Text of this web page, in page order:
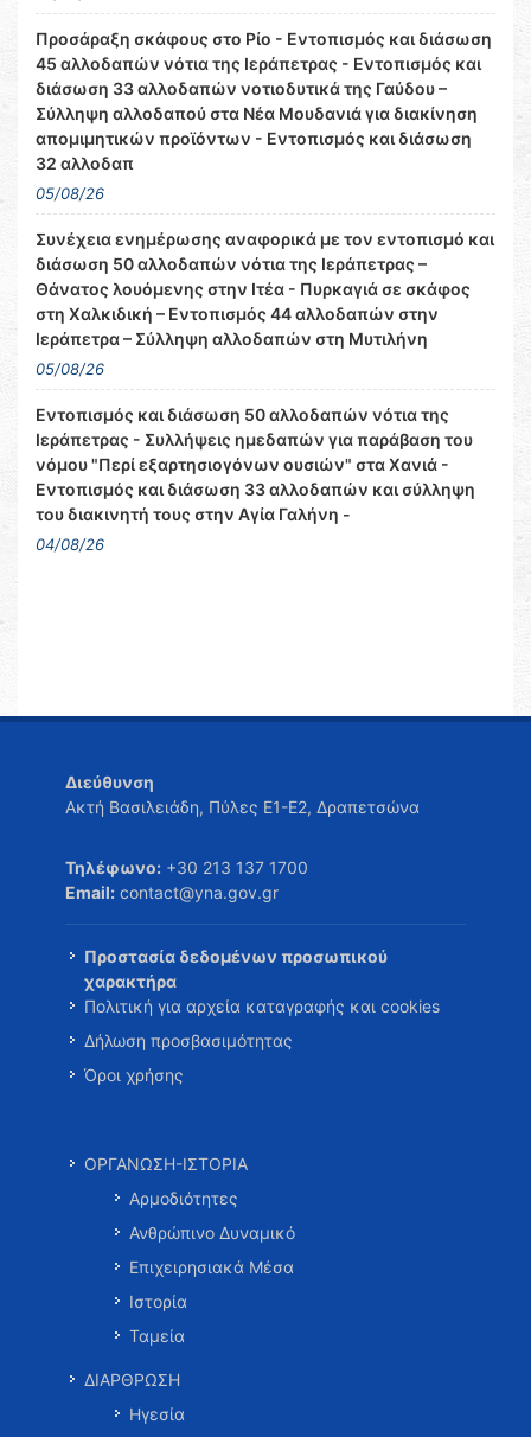
Προσάραξη σκάφους στο Ρίο - Εντοπισμός και διάσωση
45 αλλοδαπών νότια της Ιεράπετρας - Εντοπισμός και
διάσωση 33 αλλοδαπών νοτιοδυτικά της Γαύδου –
Σύλληψη αλλοδαπού στα Νέα Μουδανιά για διακίνηση
απομιμητικών προϊόντων - Εντοπισμός και διάσωση
32 αλλοδαπ
05/08/26
Συνέχεια ενημέρωσης αναφορικά με τον εντοπισμό και
διάσωση 50 αλλοδαπών νότια της Ιεράπετρας –
Θάνατος λουόμενης στην Ιτέα - Πυρκαγιά σε σκάφος
στη Χαλκιδική – Εντοπισμός 44 αλλοδαπών στην
Ιεράπετρα – Σύλληψη αλλοδαπών στη Μυτιλήνη
05/08/26
Εντοπισμός και διάσωση 50 αλλοδαπών νότια της
Ιεράπετρας - Συλλήψεις ημεδαπών για παράβαση του
νόμου "Περί εξαρτησιογόνων ουσιών" στα Χανιά -
Εντοπισμός και διάσωση 33 αλλοδαπών και σύλληψη
του διακινητή τους στην Αγία Γαλήνη -
04/08/26
Διεύθυνση
Ακτή Βασιλειάδη, Πύλες Ε1-Ε2, Δραπετσώνα
Τηλέφωνο: +30 213 137 1700
Email: contact@yna.gov.gr
Προστασία δεδομένων προσωπικού
χαρακτήρα
Πολιτική για αρχεία καταγραφής και cookies
Δήλωση προσβασιμότητας
Όροι χρήσης
ΟΡΓΑΝΩΣΗ-ΙΣΤΟΡΙΑ
Αρμοδιότητες
Ανθρώπινο Δυναμικό
Επιχειρησιακά Μέσα
Ιστορία
Ταμεία
ΔΙΑΡΘΡΩΣΗ
Ηγεσία